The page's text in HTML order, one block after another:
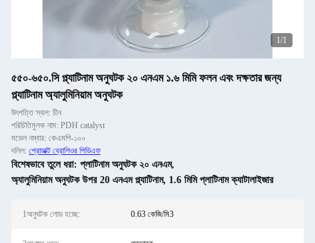
1/1
৫৫০-৬৫০.সি প্ল্যাটিনাম অনুঘটক ২০ এনএম ১.৬ মিমি ফলন এবং দক্ষতার জন্য
প্ল্যাটিনাম অ্যালুমিনিয়াম অনুঘটক
উৎপত্তি স্থল: চীন
পরিচিতিমুলক নাম: PDH catalyst
মডেল নম্বার: কেএমপি-১০০
দলিল: প্রোডাক্ট ব্রোশিওর পিডিএফ
বিশেষভাবে তুলে ধরা: প্লাটিনাম অনুঘটক ২০ এনএম,
অ্যালুমিনিয়াম অনুঘটক উপর 20 এনএম প্ল্যাটিনাম, 1.6 মিমি প্লাটিনাম ক্যাটালাইজার
1অনুঘটক লোড হচ্ছে: 0.63 কেজি/মি3